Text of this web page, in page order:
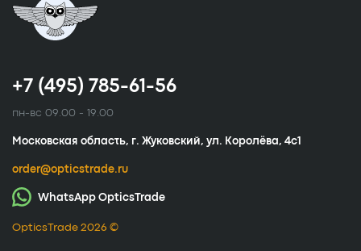
+7 (495) 785-61-56
пн-вс 09.00 - 19.00
Московская область, г. Жуковский, ул. Королёва, 4с1
order@opticstrade.ru
WhatsApp OpticsTrade
OpticsTrade 2026 ©